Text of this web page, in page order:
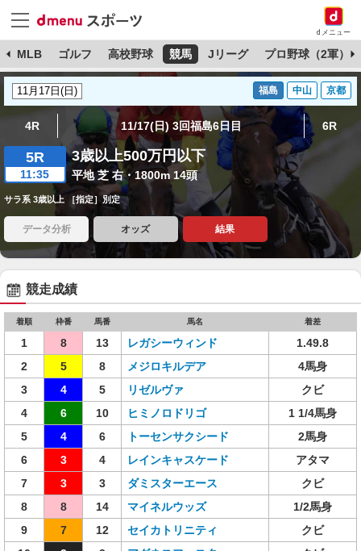
dメニュー
MLB ゴルフ 高校野球 競馬 Jリーグ プロ野球（2軍）
福島 中山 京都
4R 11/17(日) 3回福島6日目 6R
5R
11:35
3歳以上500万円以下
平地 芝 右・1800m 14頭
サラ系 3歳以上 ［指定］別定
データ分析 オッズ 結果
競走成績
着順 枠番 馬番 馬名 着差
1 8 13 レガシーウィンド
1.49.8
2
5 8 メジロキルデア
4馬身
3
4 5 リゼルヴァ
クビ
4
6 10 ヒミノロドリゴ
1 1/4馬身
5
4 6 トーセンサクシード
2馬身
6
3 4 レインキャスケード
アタマ
7
3 3 ダミスターエース
クビ
8
8 14 マイネルウッズ
1/2馬身
9
7 12 セイカトリニティ
クビ